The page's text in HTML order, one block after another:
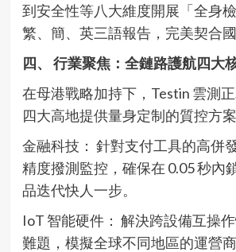
到安全性等八大維度開展「全身
繁、簡、英三語報告，完美契合國
四、 行業聚焦：全鏈路護航四大
在母港戰略加持下，Testin 雲測
四大高地提供量身定制的質控方案
金融科技： 針對支付工具的高併
精度撥測監控，確保在 0.05 秒內
品迭代快人一步。
IoT 智能硬件： 解決跨設備互操
難題，模擬全球不同地區的運營商